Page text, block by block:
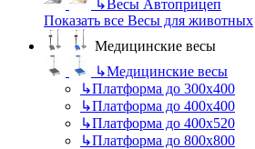
↳Весы Автоприцеп
Показать все Весы для животных
Медицинские весы
↳Медицинские весы
↳Платформа до 300х400
↳Платформа до 400х400
↳Платформа до 400х520
↳Платформа до 800х800